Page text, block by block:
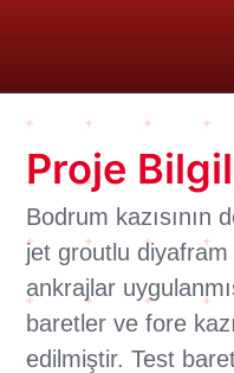
Proje
Bodrum kazısının
jet groutlu
ankrajlar
baretler ve fore
edilmiştir. Test